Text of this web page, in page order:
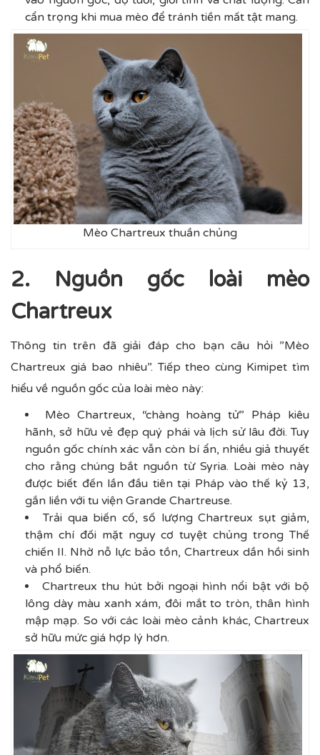
cẩn trọng khi mua mèo để tránh tiền mất tật mang.
Mèo Chartreux thuần chủng
2. Nguồn gốc loài mèo
Chartreux
Thông tin trên đã giải đáp cho bạn câu hỏi ”Mèo
Chartreux giá bao nhiêu”. Tiếp theo cùng Kimipet tìm
hiểu về nguồn gốc của loài mèo này:
Mèo Chartreux, “chàng hoàng tử” Pháp kiêu
hãnh, sở hữu vẻ đẹp quý phái và lịch sử lâu đời. Tuy
nguồn gốc chính xác vẫn còn bí ẩn, nhiều giả thuyết
cho rằng chúng bắt nguồn từ Syria. Loài mèo này
được biết đến lần đầu tiên tại Pháp vào thế kỷ 13,
gắn liền với tu viện Grande Chartreuse.
Trải qua biến cố, số lượng Chartreux sụt giảm,
thậm chí đối mặt nguy cơ tuyệt chủng trong Thế
chiến II. Nhờ nỗ lực bảo tồn, Chartreux dần hồi sinh
và phổ biến.
Chartreux thu hút bởi ngoại hình nổi bật với bộ
lông dày màu xanh xám, đôi mắt to tròn, thân hình
mập mạp. So với các loài mèo cảnh khác, Chartreux
sở hữu mức giá hợp lý hơn.